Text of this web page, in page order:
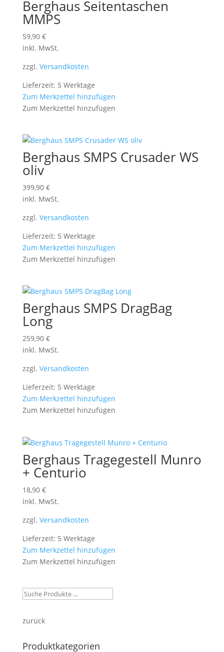
Berghaus Seitentaschen
MMPS
59,90 €
inkl. MwSt.
zzgl. Versandkosten
Lieferzeit: 5 Werktage
Zum Merkzettel hinzufügen
Zum Merkzettel hinzufügen
Berghaus SMPS Crusader WS
oliv
399,90 €
inkl. MwSt.
zzgl. Versandkosten
Lieferzeit: 5 Werktage
Zum Merkzettel hinzufügen
Zum Merkzettel hinzufügen
Berghaus SMPS DragBag
Long
259,90 €
inkl. MwSt.
zzgl. Versandkosten
Lieferzeit: 5 Werktage
Zum Merkzettel hinzufügen
Zum Merkzettel hinzufügen
Berghaus Tragegestell Munro
+ Centurio
18,90 €
inkl. MwSt.
zzgl. Versandkosten
Lieferzeit: 5 Werktage
Zum Merkzettel hinzufügen
Zum Merkzettel hinzufügen
zurück
Produktkategorien